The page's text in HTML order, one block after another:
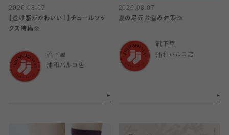
2026.08.07
【透け感がかわいい！】チュールソッ
クス特集🌼
靴下屋
浦和パルコ店
2026.08.07
夏の足元お悩み対策🪼
靴下屋
浦和パルコ店